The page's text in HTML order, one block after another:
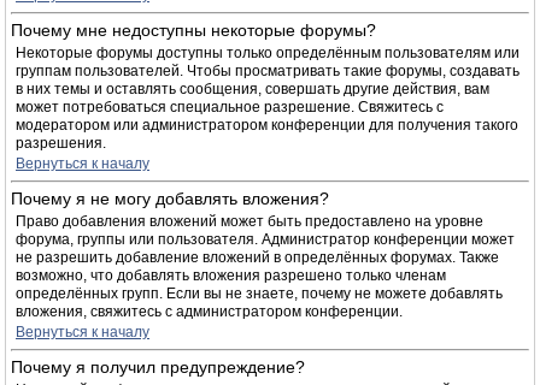
Почему мне недоступны некоторые форумы?
Некоторые форумы доступны только определённым пользователям или
группам пользователей. Чтобы просматривать такие форумы, создавать
в них темы и оставлять сообщения, совершать другие действия, вам
может потребоваться специальное разрешение. Свяжитесь с
модератором или администратором конференции для получения такого
разрешения.
Вернуться к началу
Почему я не могу добавлять вложения?
Право добавления вложений может быть предоставлено на уровне
форума, группы или пользователя. Администратор конференции может
не разрешить добавление вложений в определённых форумах. Также
возможно, что добавлять вложения разрешено только членам
определённых групп. Если вы не знаете, почему не можете добавлять
вложения, свяжитесь с администратором конференции.
Вернуться к началу
Почему я получил предупреждение?